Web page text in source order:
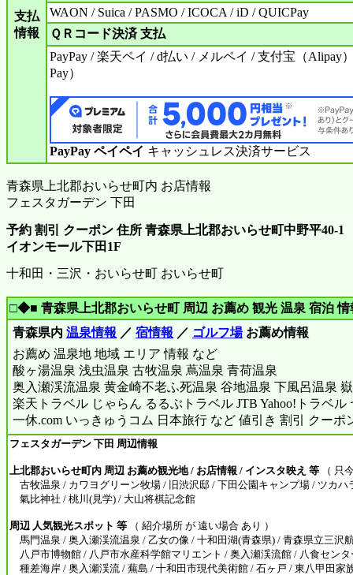
支払
情報
WAON / Suica / PASMO / ICOCA / iD / QUICPay
ＱＲコード決済 支払
PayPay / 楽天ペイ / d払い / メルペイ / 支付宝（Alipay
Pay）
PayPay ペイペイ キャッシュレス決済サービス
青森県上北郡おいらせ町内 お店情報
フェスタガーデン 下田
予約 割引 クーポン 住所 青森県上北郡おいらせ町中野平40‐1
イオンモール下田1F
十和田・三沢・おいらせ町 おいらせ町
□◆■ 青森県上北郡おいらせ町 周辺 お薦め 観光 温泉 宿泊
青森県内 温泉情報 ／ 宿情報 ／ ゴルフ場お薦め情報
お薦め 温泉地 地域 エリア 情報 など
酸ヶ湯温泉 浅虫温泉 古牧温泉 蔦温泉 青荷温泉
奥入瀬渓流温泉 黄金崎不老ふ死温泉 谷地温泉 下風呂温泉
楽天トラベル じゃらん るるぶトラベル JTB Yahoo!トラベル
一休.com いっきゅうコム 日本旅行 など 値引き 割引 クーポ
フェスタガーデン 下田 周辺情報
上北郡おいらせ町内 周辺 お薦め観光地 / お店情報 / インスタ映え 等 （ 只
古牧温泉 / カワヨグリーン牧場 / 旧渋沢邸 / 下田公園キャンプ場 / ツカハ
氣比神社 / 桃川(見学) / 大山将棋記念館
周辺 人気観光スポット 等 （ 紹介場所 が 遠い場合 あり ）
馬門温泉 / 奥入瀬渓流温泉 / 乙女の像 / 十和田湖(青森県) / 青森県立三沢
八戸市博物館 / 八戸市水産科学館マリエント / 奥入瀬渓流館 / 八食セン
種差海岸 / 奥入瀬渓流 / 蕪島 / 十和田市現代美術館 / 石ヶ戸 / 東八甲田家